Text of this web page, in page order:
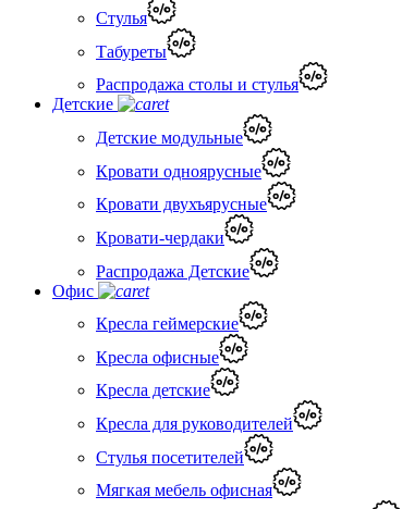
Стулья
Табуреты
Распродажа столы и стулья
Детские
Детские модульные
Кровати одноярусные
Кровати двухъярусные
Кровати-чердаки
Распродажа Детские
Офис
Кресла геймерские
Кресла офисные
Кресла детские
Кресла для руководителей
Стулья посетителей
Мягкая мебель офисная